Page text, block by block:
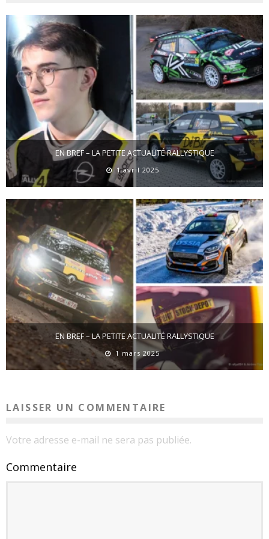
EN BREF – LA PETITE ACTUALITÉ RALLYSTIQUE
1 avril 2025
EN BREF – LA PETITE ACTUALITÉ RALLYSTIQUE
1 mars 2025
LAISSER UN COMMENTAIRE
Votre adresse e-mail ne sera pas publiée.
Commentaire